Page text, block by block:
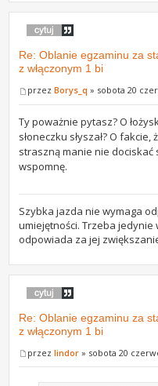
Re: Oblanie egzaminu za
z włączonym 1 bi
przezBorys_q » sobota 20
Ty poważnie pytasz? O
słoneczku słyszał? O
straszną manie nie dociskać
wspomnę.
Szybka jazda nie wymaga
umiejętności. Trzeba jedynie
odpowiada za jej
Re: Oblanie egzaminu za
z włączonym 1 bi
przezlindor » sobota 20